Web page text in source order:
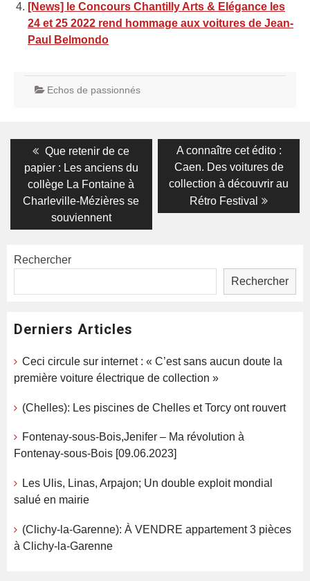
[News] le Concours Chantilly Arts & Elégance les
24 et 25 2022 rend hommage aux voitures de Jean-
Paul Belmondo
Echos de passionnés
Navigation
de
l’article
Previous
post:
Que retenir de ce
papier : Les anciens du
collège La Fontaine à
Charleville-Mézières se
souviennent
Next
post:
A connaître cet édito :
Caen. Des voitures de
collection à découvrir au
Rétro Festival
Rechercher
Rechercher
Derniers Articles
Ceci circule sur internet : « C’est sans aucun doute la
première voiture électrique de collection »
(Chelles): Les piscines de Chelles et Torcy ont rouvert
Fontenay-sous-Bois,Jenifer – Ma révolution à
Fontenay-sous-Bois [09.06.2023]
Les Ulis, Linas, Arpajon; Un double exploit mondial
salué en mairie
(Clichy-la-Garenne): À VENDRE appartement 3 pièces
à Clichy-la-Garenne